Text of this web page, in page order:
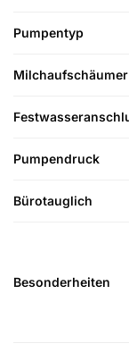
Pumpentyp
Milchaufschäumer
Pumpendruck
Bürotauglich
Besonderheiten